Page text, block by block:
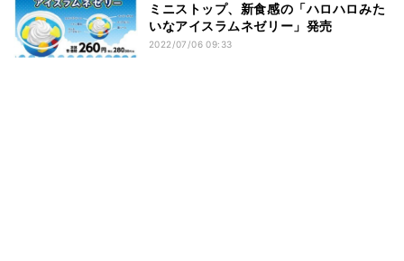
ミニストップ、新食感の「ハロハロみた
いなアイスラムネゼリー」発売
2022/07/06 09:33